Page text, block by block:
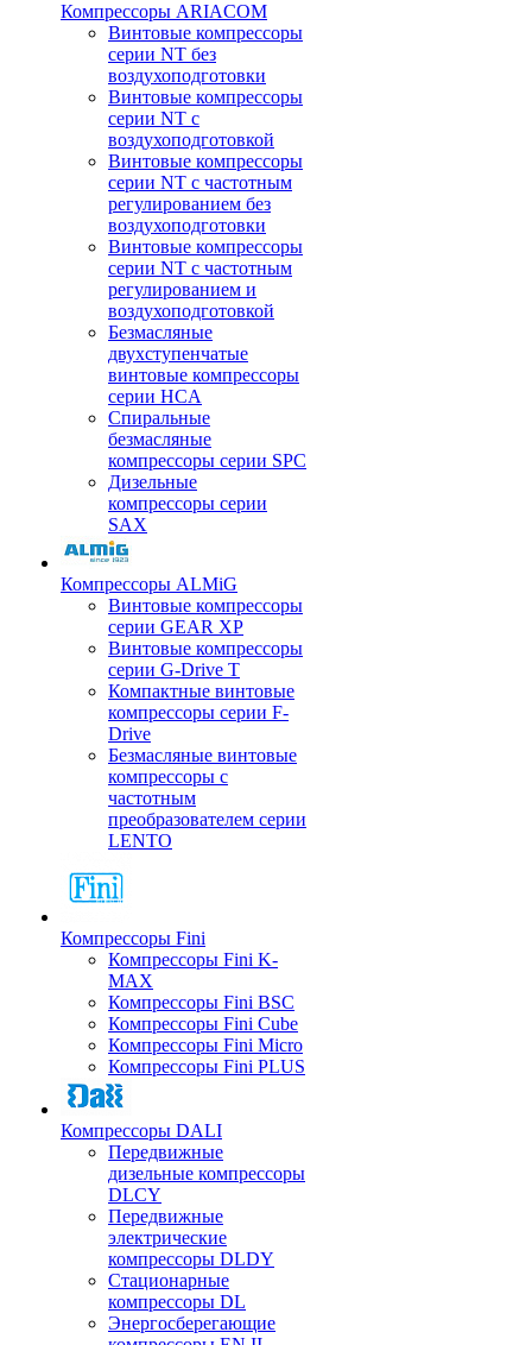
Компрессоры ARIACOM
Винтовые компрессоры
серии NT без
воздухоподготовки
Винтовые компрессоры
серии NT c
воздухоподготовкой
Винтовые компрессоры
серии NT с частотным
регулированием без
воздухоподготовки
Винтовые компрессоры
серии NT с частотным
регулированием и
воздухоподготовкой
Безмасляные
двухступенчатые
винтовые компрессоры
серии HCA
Спиральные
безмасляные
компрессоры серии SPC
Дизельные
компрессоры серии
SAX
Компрессоры ALMiG
Винтовые компрессоры
серии GEAR XP
Винтовые компрессоры
серии G-Drive T
Компактные винтовые
компрессоры серии F-
Drive
Безмасляные винтовые
компрессоры с
частотным
преобразователем серии
LENTO
Компрессоры Fini
Компрессоры Fini K-
MAX
Компрессоры Fini BSC
Компрессоры Fini Cube
Компрессоры Fini Micro
Компрессоры Fini PLUS
Компрессоры DALI
Передвижные
дизельные компрессоры
DLCY
Передвижные
электрические
компрессоры DLDY
Стационарные
компрессоры DL
Энергосберегающие